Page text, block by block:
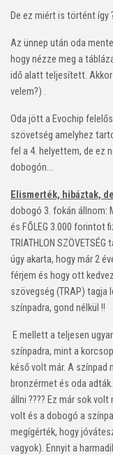
De ez miért is történt így
Az ünnep után oda
hogy nézze meg a
idő alatt teljesített.
velem?) .
Oda jött a Evochip
szövetség amelyhez
fel a 4. helyettem, de ez
dobogón…
Elismerték, hibáztak,
dobogó 3. fokán állnom:
és FŐLEG 3.000 forintot
TRIATHLON
úgy akarta, hogy már 2
férjem és hogy ott
szövegség (TRAP) tagja
színpadra, gond nélkül !!
E mellett a teljesen
színpadra, mint a
késő volt már. A
bronzérmet és oda
állni ???? Ez már sok
volt és a dobogó a
megígérték, hogy
vagyok). Ennyit a